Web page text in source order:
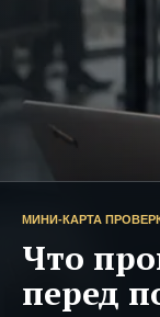
МИНИ-КАРТА
Что
перед